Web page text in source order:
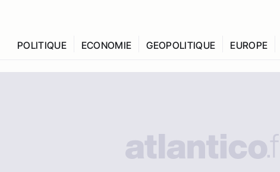
POLITIQUE ECONOMIE GEOPOLITIQUE EUROPE